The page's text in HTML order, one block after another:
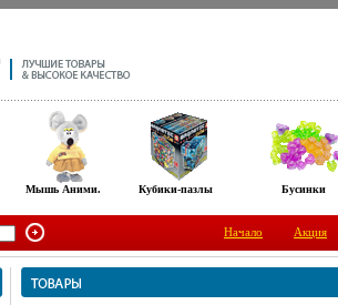
Мышь Аними. Кубики-пазлы Бусинки
Начало Акция